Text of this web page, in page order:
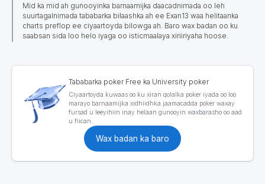
Mid ka mid ah gunooyinka barnaamijka daacadnimada oo leh
suurtagalnimada tababarka bilaashka ah ee Exan13 waa helitaanka
charts preflop ee ciyaartoyda bilowga ah. Baro wax badan oo ku
saabsan sida loo helo iyaga oo isticmaalaya xiriiriyaha hoose.
Tababarka poker Free ka University poker
Ciyaartoyda kuwaas oo ku xiran qolalka poker iyada oo loo
marayo barnaamijka xidhiidhka jaamacadda poker waxay
fursad u leeyihiin inay helaan gunooyin waxbarasho oo aad
u fiican.
Wax badan ka baro